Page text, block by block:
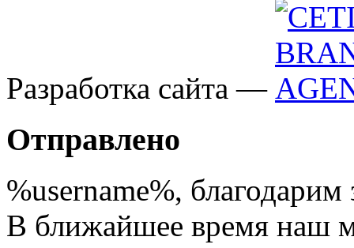
Разработка сайта —
Отправлено
%username%, благодарим
В ближайшее время наш